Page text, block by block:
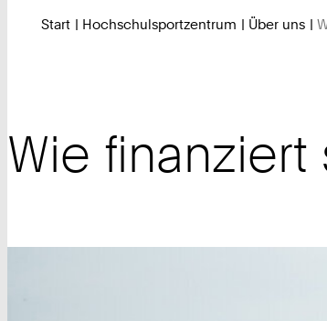
Start Hochschulsportzentrum Über uns
Wie